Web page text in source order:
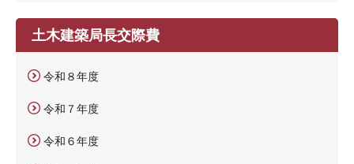
土木建築局長交際費
令和８年度
令和７年度
令和６年度